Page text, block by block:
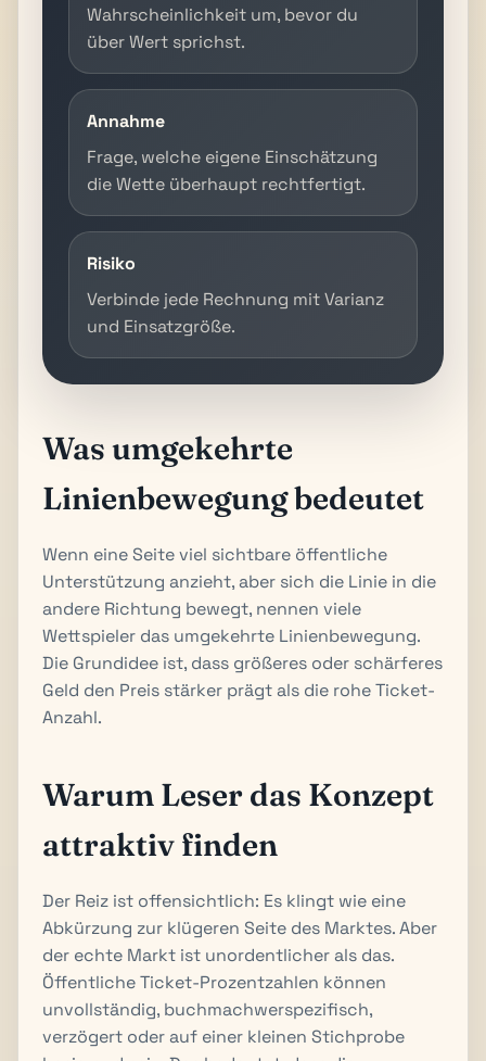
Wahrscheinlichkeit um, bevor du
über Wert sprichst.
Annahme
Frage, welche eigene Einschätzung
die Wette überhaupt rechtfertigt.
Risiko
Verbinde jede Rechnung mit Varianz
und Einsatzgröße.
Was umgekehrte
Linienbewegung bedeutet
Wenn eine Seite viel sichtbare öffentliche
Unterstützung anzieht, aber sich die Linie in die
andere Richtung bewegt, nennen viele
Wettspieler das umgekehrte Linienbewegung.
Die Grundidee ist, dass größeres oder schärferes
Geld den Preis stärker prägt als die rohe Ticket-
Anzahl.
Warum Leser das Konzept
attraktiv finden
Der Reiz ist offensichtlich: Es klingt wie eine
Abkürzung zur klügeren Seite des Marktes. Aber
der echte Markt ist unordentlicher als das.
Öffentliche Ticket-Prozentzahlen können
unvollständig, buchmachwerspezifisch,
verzögert oder auf einer kleinen Stichprobe